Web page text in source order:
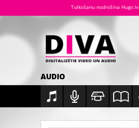
Tulkošanu nodrošina Hugo.lv
AUDIO